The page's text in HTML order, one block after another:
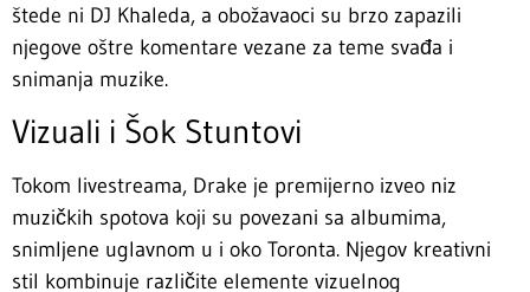
štede ni DJ Khaleda, a obožavaoci su brzo zapazili
njegove oštre komentare vezane za teme svađa i
snimanja muzike.
Vizuali i Šok Stuntovi
Tokom livestreama, Drake je premijerno izveo niz
muzičkih spotova koji su povezani sa albumima,
snimljene uglavnom u i oko Toronta. Njegov kreativni
stil kombinuje različite elemente vizuelnog